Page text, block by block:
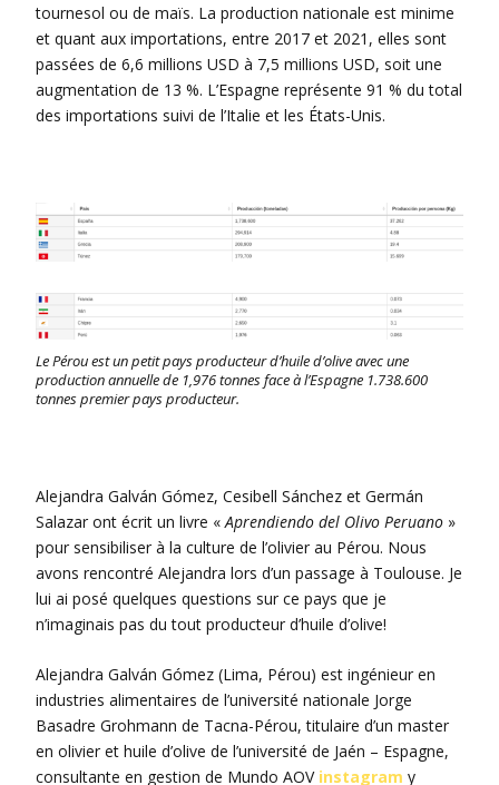
tournesol ou de maïs. La production nationale est minime
et quant aux importations, entre 2017 et 2021, elles sont
passées de 6,6 millions USD à 7,5 millions USD, soit une
augmentation de 13 %. L’Espagne représente 91 % du total
des importations suivi de l’Italie et les États-Unis.
Le Pérou est un petit pays producteur d’huile d’olive avec une
production annuelle de 1,976 tonnes face à l’Espagne 1.738.600
tonnes premier pays producteur.
Alejandra Galván Gómez, Cesibell Sánchez et Germán
Salazar ont écrit un livre « Aprendiendo del Olivo Peruano »
pour sensibiliser à la culture de l’olivier au Pérou. Nous
avons rencontré Alejandra lors d’un passage à Toulouse. Je
lui ai posé quelques questions sur ce pays que je
n’imaginais pas du tout producteur d’huile d’olive!
Alejandra Galván Gómez (Lima, Pérou) est ingénieur en
industries alimentaires de l’université nationale Jorge
Basadre Grohmann de Tacna-Pérou, titulaire d’un master
en olivier et huile d’olive de l’université de Jaén – Espagne,
consultante en gestion de Mundo AOV instagram y